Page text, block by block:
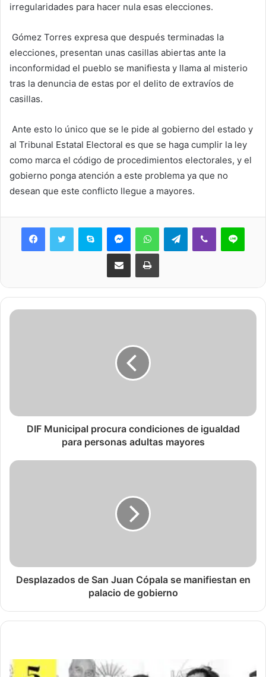
irregularidades para hacer nula esas elecciones.
Gómez Torres expresa que después terminadas la
elecciones, presentan unas casillas abiertas ante la
inconformidad el pueblo se manifiesta y llama al misterio
tras la denuncia de estas por el delito de extravíos de
casillas.
Ante esto lo único que se le pide al gobierno del estado y
al Tribunal Estatal Electoral es que se haga cumplir la ley
como marca el código de procedimientos electorales, y el
gobierno ponga atención a este problema ya que no
desean que este conflicto llegue a mayores.
Skype MessengerWhatsAppTelegramViber Line
Share via Email Print
DIF Municipal procura condiciones de igualdad
para personas adultas mayores
Desplazados de San Juan Cópala se manifiestan en
palacio de gobierno